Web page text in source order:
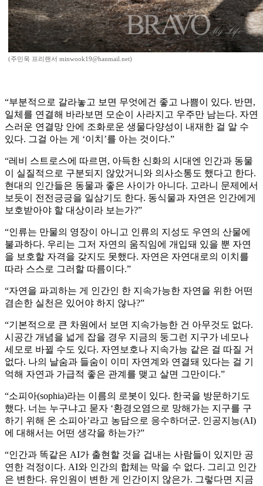
(주민욱 프리랜서 minwook19@hanmail.net)
“부분적으로 갈라놓고 보면 무엇에건 좋고 나쁨이 있다. 반면,
일체를 연결해 바라보면 모순이 사라지고 우주만 남는다. 자연
스러운 연결망 안에 조화로운 생물다양성이 내재한 걸 알 수
있다. 그걸 아는 게 ‘이치’를 아는 것이다.”
“레비 스트로스에 따르면, 아득한 신화의 시대엔 인간과 동물
이 실질적으로 구분되지 않았거니와 의사소통도 했다고 한다.
현대의 인간들은 동물과 좋은 사이가 아니다. 고라니 문제에서
보듯이 전전긍긍을 일삼기도 한다. 동식물과 자연은 인간에게
보호받아야 할 대상이라 보는가?”
“인류는 만물의 영장이 아니고 인류의 지성도 우연의 산물에
불과하다. 우리는 그저 자연의 움직임에 개입돼 있을 뿐 자연
을 보호할 자격을 갖지도 못했다. 자연은 자연대로의 이치를
따라 스스로 그러할 따름이다.”
“자연을 파괴하는 게 인간인 한 지속가능한 자연을 위한 어떤
겸손한 실천은 있어야 하지 않나?”
“기본적으로 큰 차원에서 보면 지속가능한 건 아무것도 없다.
시공간 개념을 넓게 잡을 경우 지금의 둥그런 지구가 네모나
세모로 바뀔 수도 있다. 자연보호나 지속가능 같은 걸 따질 거
없다. 나의 날숨과 들숨이 이미 자연계와 연결돼 있다는 걸 기
억해 자연과 가급적 좋은 관계를 맺고 살면 그만이다.”
“소피아(sophia)라는 이름의 로봇이 있다. 한국을 방문하기도
했다. 너는 누구냐고 묻자 ‘환경오염으로 망해가는 지구를 구
하기 위해 온 소피아’라고 농담으로 응수하더군. 인공지능(AI)
에 대해서는 어떤 생각을 하는가?”
“인간과 똑같은 AI가 출현할 것을 겁내는 사람들이 있지만 공
연한 걱정이다. AI와 인간의 합체는 막을 수 없다. 그리고 인간
은 변한다. 유인원이 변한 게 인간이지 않은가. 그렇다면 지금